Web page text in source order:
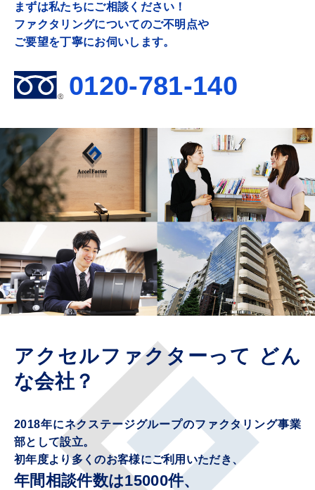
まずは私たちにご相談ください！
ファクタリングについてのご不明点や
ご要望を丁寧にお伺いします。
0120-781-140
アクセルファクターって
どん
な会社？
2018年にネクステージグループのファクタリング事業
部として設立。
初年度より多くのお客様にご利用いただき、
年間相談件数は15000件、